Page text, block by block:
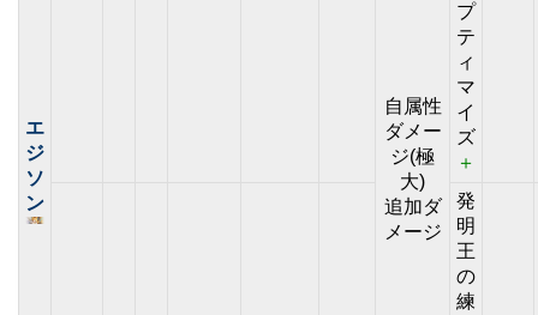
エ
ジ
ソ
ン
自属性
ダメー
ジ(極
大)
追加ダ
メージ
プ
テ
ィ
マ
イ
ズ
＋
発
明
王
の
練